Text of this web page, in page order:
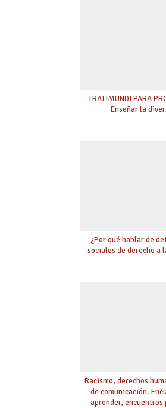
TRATIMUNDI PARA
Enseñar la
¿Por qué hablar de
sociales de derecho a
Racismo, derechos
de comunicación.
aprender, encuentros